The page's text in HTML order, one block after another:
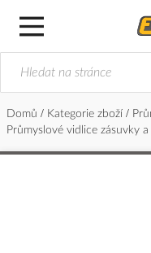
Domů Kategorie zboží
Průmyslové vidlice zásuvky